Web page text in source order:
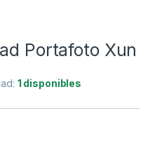
Portafoto Xun
1 disponibles